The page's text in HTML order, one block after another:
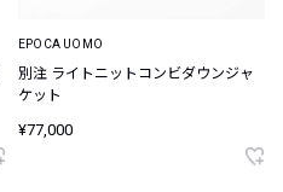
EPOCA UOMO
別注 ライトニットコンビダウンジャ
ケット
¥77,000